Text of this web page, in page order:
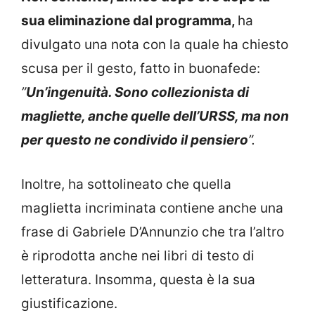
sua eliminazione dal programma, ha
divulgato una nota con la quale ha chiesto
scusa per il gesto, fatto in buonafede:
”Un’ingenuità. Sono collezionista di
magliette, anche quelle dell’URSS, ma non
per questo ne condivido il pensiero”.
Inoltre, ha sottolineato che quella
maglietta incriminata contiene anche una
frase di Gabriele D’Annunzio che tra l’altro
è riprodotta anche nei libri di testo di
letteratura. Insomma, questa è la sua
giustificazione.